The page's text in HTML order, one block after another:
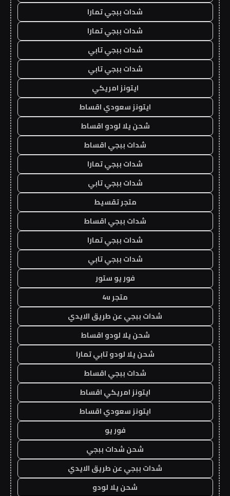
شدات ببجي تمارا
شدات ببجي تمارا
شدات ببجي تابي
شدات ببجي تابي
ايتونز امريكي
ايتونز سعودي اقساط
شحن يلا لودو اقساط
شدات ببجي اقساط
شدات ببجي تمارا
شدات ببجي تابي
متجر تقسيط
شدات ببجي اقساط
شدات ببجي تمارا
شدات ببجي تابي
فور يو ستور
متجر 4u
شدات ببجي عن طريق الايدي
شحن يلا لودو اقساط
شحن يلا لودو تابي تمارا
شدات ببجي اقساط
ايتونز امريكي اقساط
ايتونز سعودي اقساط
فور يو
شحن شدات ببجي
شدات ببجي عن طريق الايدي
شحن يلا لودو